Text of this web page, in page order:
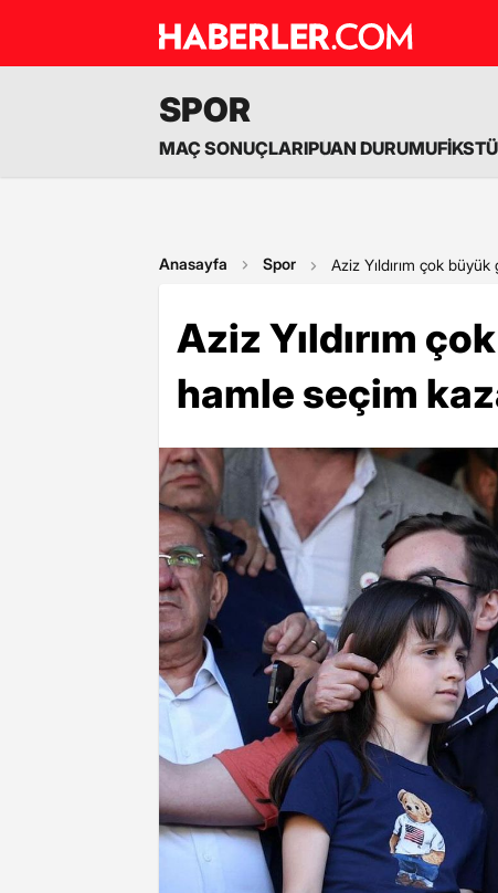
SPOR
MAÇ SONUÇLARIPUAN DURUMU
Anasayfa Spor Aziz Yıldırım çok
Aziz Yıldırım
hamle seçim